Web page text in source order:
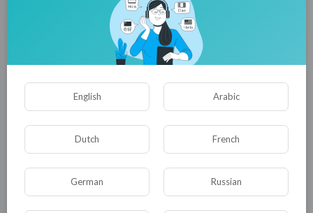
Мы будем биться через силу,
когда надежды больше нет !
Я помню, помню эту мину,
что прервала тебе рассвет.
Ты будь спокоен там, на небе !
За все фашистам воздадим -
свое получат в полной мере !
Война закончится, я знаю.
English Arabic
Dutch French
German Russian